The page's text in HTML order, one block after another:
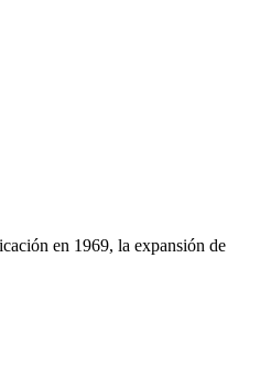
en 1969, la expansión de